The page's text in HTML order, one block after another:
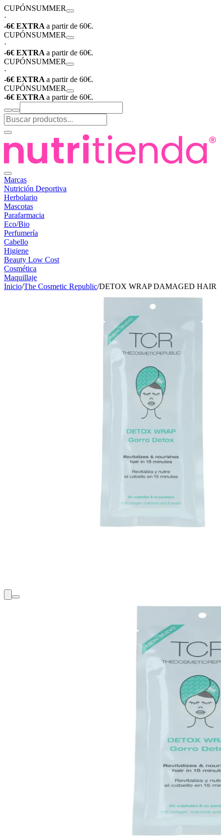
CUPÓNSUMMER
·
-6€ EXTRA a partir de 60€.
CUPÓNSUMMER
·
-6€ EXTRA a partir de 60€.
CUPÓNSUMMER
·
-6€ EXTRA a partir de 60€.
CUPÓNSUMMER
-6€ EXTRA a partir de 60€.
Marcas
Nutrición Deportiva
Herbolario
Mascotas
Parafarmacia
Eco/Bio
Perfumería
Cabello
Higiene
Beauty Low Cost
Cosmética
Maquillaje
Inicio/The Cosmetic Republic/DETOX WRAP DAMAGED HAIR